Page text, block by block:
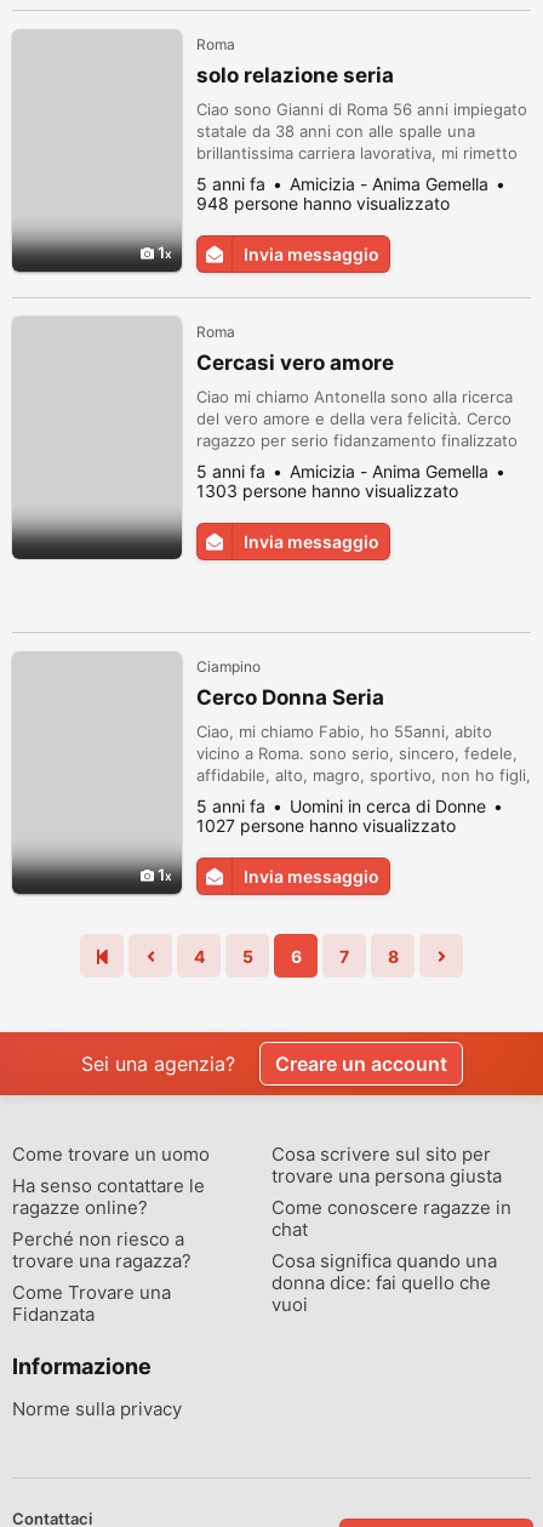
1
Roma
solo relazione seria
Ciao sono Gianni di Roma 56 anni impiegato
statale da 38 anni con alle spalle una
brillantissima carriera lavorativa, mi rimetto
in gioco adesso e ora della mia felicita"
sogno una donna seria, leale sincera di sani
principi una che come me vuole continuare
a credere che l"amore vero esiste sono
separato da pochissimo ma gia" stanco della
5 anni fa
Amicizia - Anima Gemella
948 persone hanno visualizzato
Invia messaggio
Roma
Cercasi vero amore
Ciao mi chiamo Antonella sono alla ricerca
del vero amore e della vera felicità. Cerco
ragazzo per serio fidanzamento finalizzato
al matrimonio.
5 anni fa
Amicizia - Anima Gemella
1303 persone hanno visualizzato
Invia messaggio
1
Ciampino
Cerco Donna Seria
Ciao, mi chiamo Fabio, ho 55anni, abito
vicino a Roma. sono serio, sincero, fedele,
affidabile, alto, magro, sportivo, non ho figli,
abito per conto mio, sono indipendente, di
lavoro sono Tecnico, sto'cercando una
Donna Seria, di età da 30 a 45 anni anche di
altre regioni, con cui condividere il bello
della vita è il futuro insieme. Aspettando
5 anni fa
Uomini in cerca di Donne
1027 persone hanno visualizzato
Invia messaggio
4 5 6 7 8
Sei una agenzia? Creare un account
Come trovare un uomo
Ha senso contattare le
ragazze online?
Perché non riesco a
trovare una ragazza?
Come Trovare una
Fidanzata
Cosa scrivere sul sito per
trovare una persona giusta
Come conoscere ragazze in
chat
Cosa significa quando una
donna dice: fai quello che
vuoi
Informazione
Norme sulla privacy
Contattaci